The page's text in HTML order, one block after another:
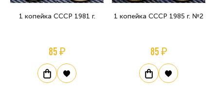
1 копейка СССР 1981 г.
85 ₽
1 копейка СССР 1985 г. №2
85 ₽